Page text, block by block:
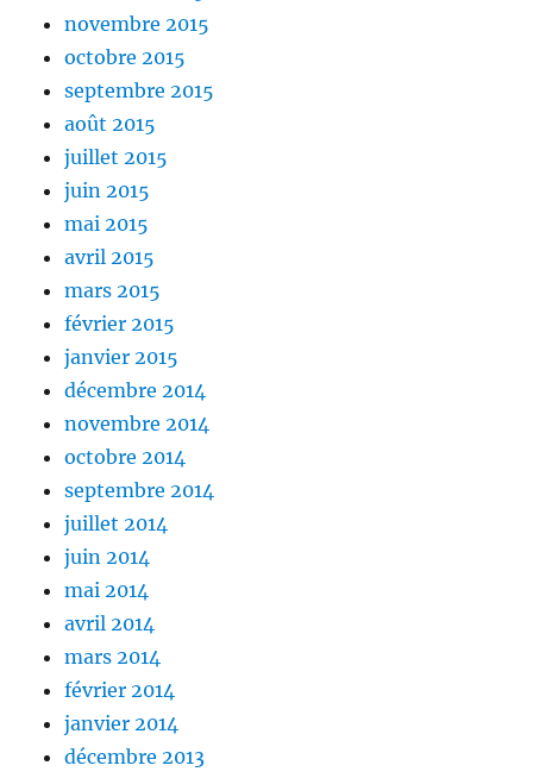
novembre 2015
octobre 2015
septembre 2015
août 2015
juillet 2015
juin 2015
mai 2015
avril 2015
mars 2015
février 2015
janvier 2015
décembre 2014
novembre 2014
octobre 2014
septembre 2014
juillet 2014
juin 2014
mai 2014
avril 2014
mars 2014
février 2014
janvier 2014
décembre 2013